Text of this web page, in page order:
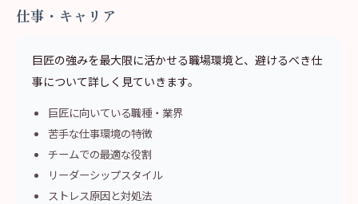
仕事・キャリア
巨匠の強みを最大限に活かせる職場環境と、避けるべき仕
事について詳しく見ていきます。
巨匠に向いている職種・業界
苦手な仕事環境の特徴
チームでの最適な役割
リーダーシップスタイル
ストレス原因と対処法